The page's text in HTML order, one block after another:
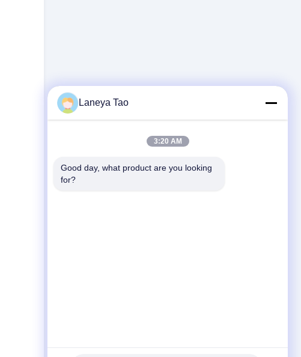
Laneya Tao
3:20 AM
Good day, what product are you looking
for?